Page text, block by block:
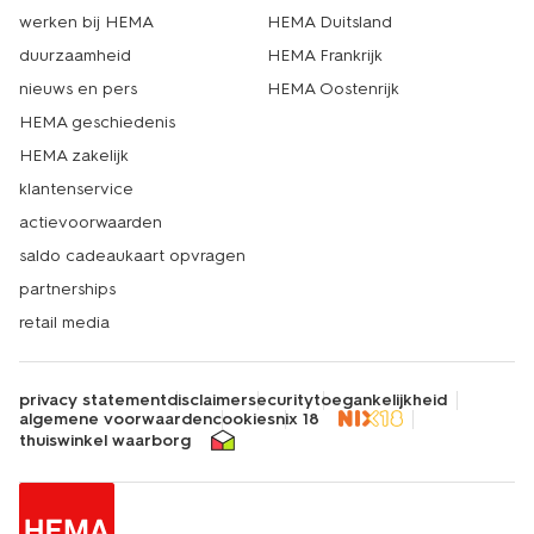
werken bij HEMA
duurzaamheid
nieuws en pers
HEMA geschiedenis
HEMA zakelijk
klantenservice
actievoorwaarden
saldo cadeaukaart opvragen
partnerships
retail media
HEMA Duitsland
HEMA Frankrijk
HEMA Oostenrijk
privacy statementdisclaimersecuritytoegankelijkheid
algemene voorwaardencookiesnix 18
thuiswinkel waarborg